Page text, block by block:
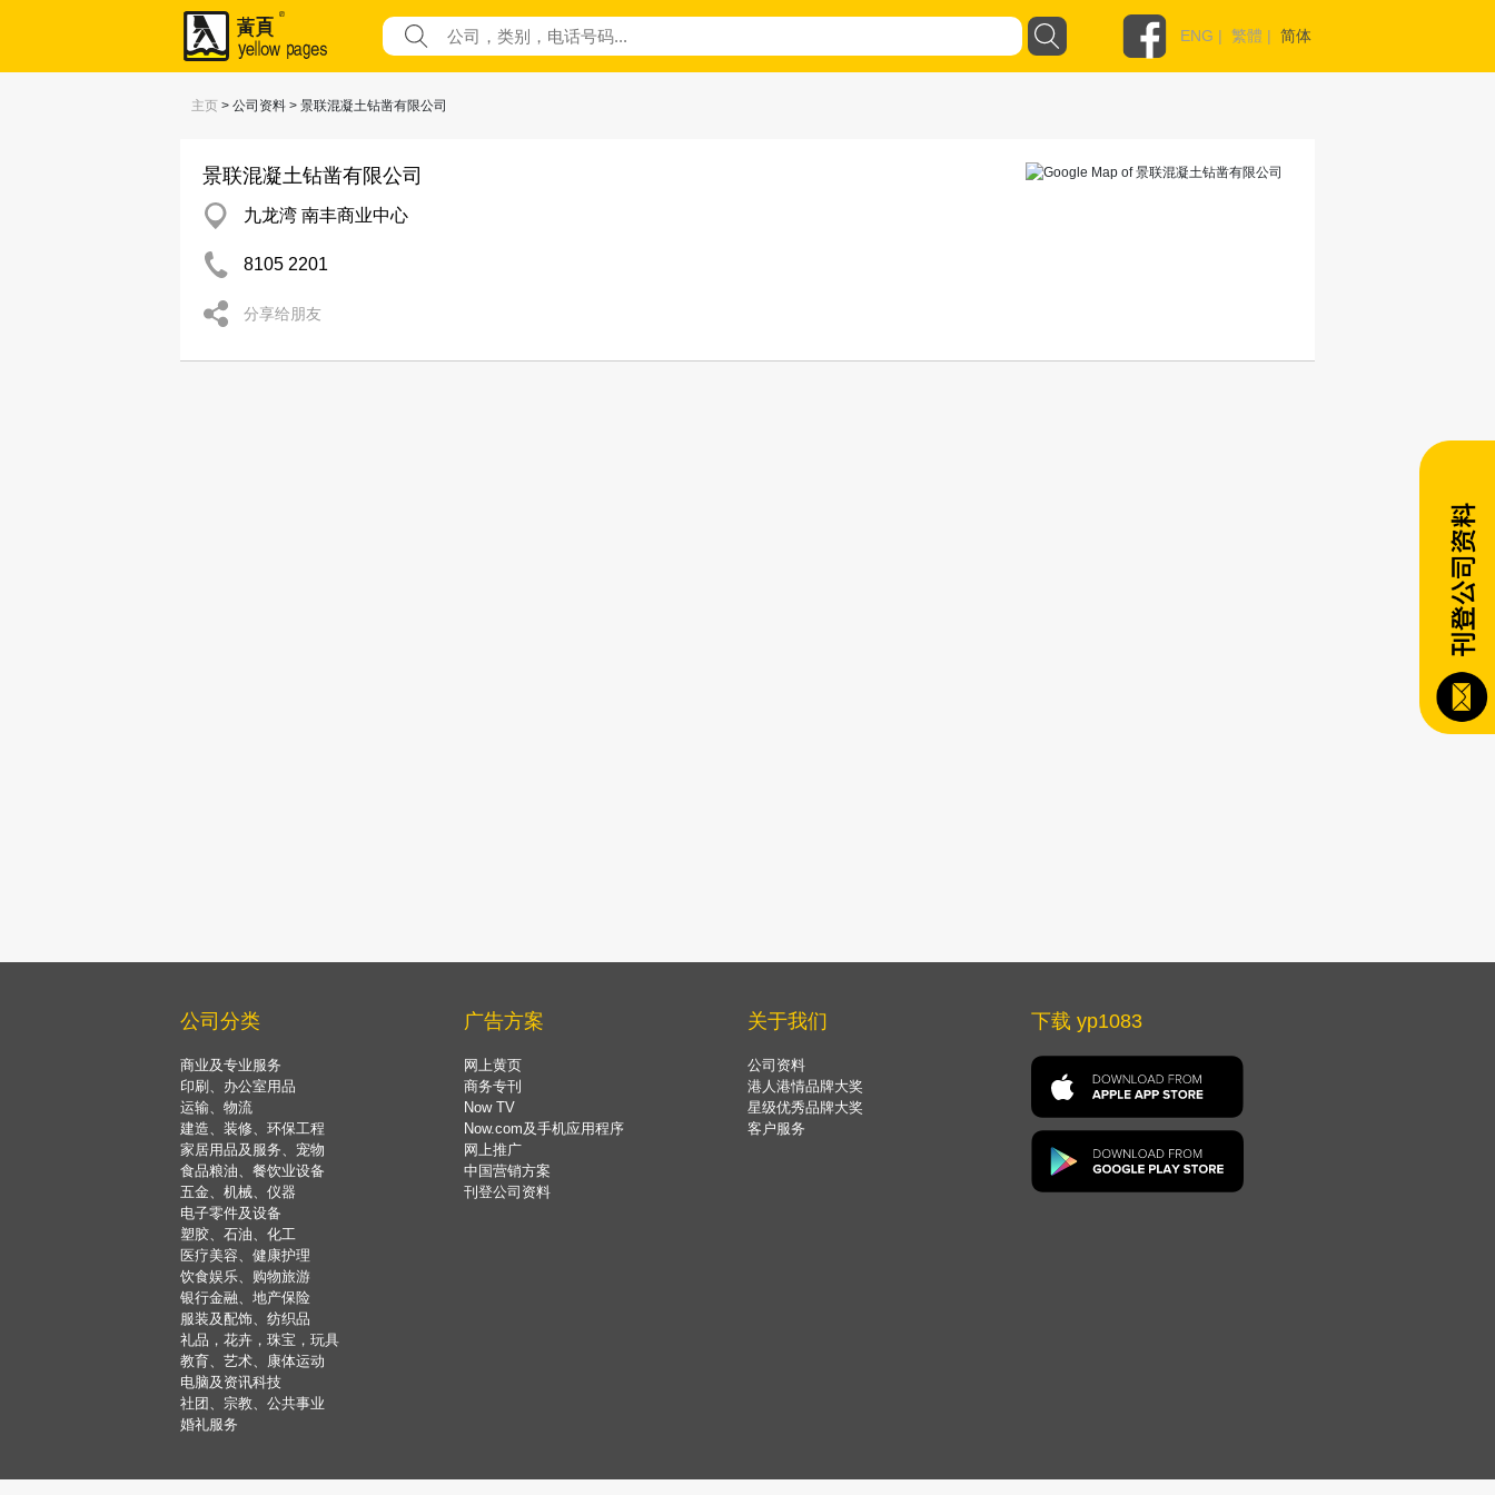
ENG | 繁體 | 简体
主页 > 公司资料 > 景联混凝土钻凿有限公司
景联混凝土钻凿有限公司
九龙湾 南丰商业中心
8105 2201
分享给朋友
公司分类
商业及专业服务
印刷、办公室用品
运输、物流
建造、装修、环保工程
家居用品及服务、宠物
食品粮油、餐饮业设备
五金、机械、仪器
电子零件及设备
塑胶、石油、化工
医疗美容、健康护理
饮食娱乐、购物旅游
银行金融、地产保险
服装及配饰、纺织品
礼品，花卉，珠宝，玩具
教育、艺术、康体运动
电脑及资讯科技
社团、宗教、公共事业
婚礼服务
广告方案
网上黄页
商务专刊
Now TV
Now.com及手机应用程序
网上推广
中国营销方案
刊登公司资料
关于我们
公司资料
港人港情品牌大奖
星级优秀品牌大奖
客户服务
下载 yp1083